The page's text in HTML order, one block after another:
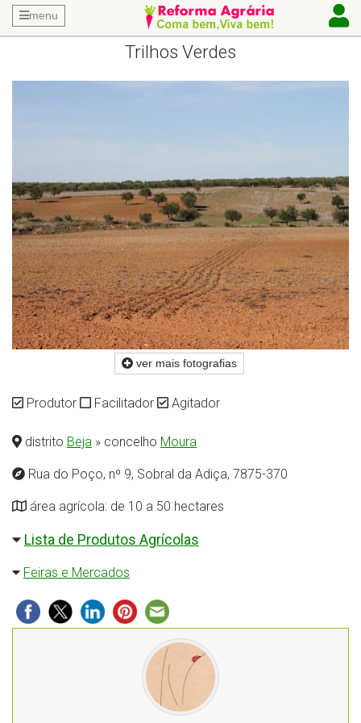
menu
Trilhos Verdes
ver mais fotografias
Produtor Facilitador Agitador
distrito Beja » concelho Moura
Rua do Poço, nº 9, Sobral da Adiça, 7875-370
área agrícola: de 10 a 50 hectares
Lista de Produtos Agrícolas
Feiras e Mercados